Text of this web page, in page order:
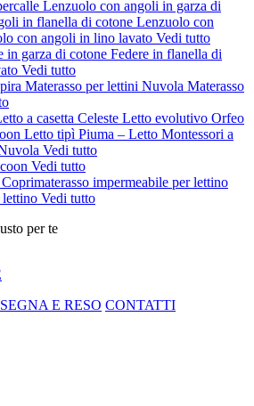
Lenzuolo con angoli in garza di
in flanella di cotone Lenzuolo con
con angoli in lino lavato Vedi tutto
in garza di cotone Federe in flanella di
Vedi tutto
Materasso per lettini Nuvola Materasso
a casetta Celeste Letto evolutivo Orfeo
Letto tipì Piuma – Letto Montessori a
Vedi tutto
Vedi tutto
Coprimaterasso impermeabile per lettino
Vedi tutto
per te
E RESO CONTATTI